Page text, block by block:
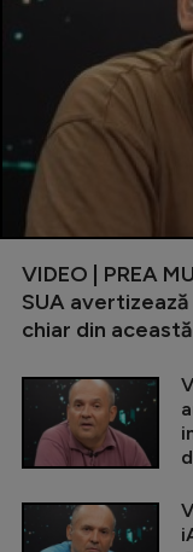
VIDEO | PREA
SUA
chiar din